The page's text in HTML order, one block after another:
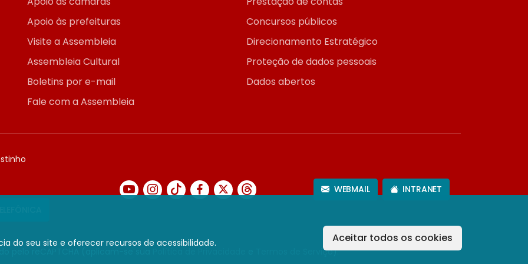
do seu site e oferecer recursos de acessibilidade.
Aceitar todos os cookies
Apoio às prefeituras
Visite a Assembleia
Assembleia Cultural
Boletins por e-mail
Fale com a Assembleia
Concursos públicos
Direcionamento Estratégico
Proteção de dados pessoais
Dados abertos
WEBMAIL INTRANET
pelo reCAPTCHA (aplicam-se sua Termos de Serviço).